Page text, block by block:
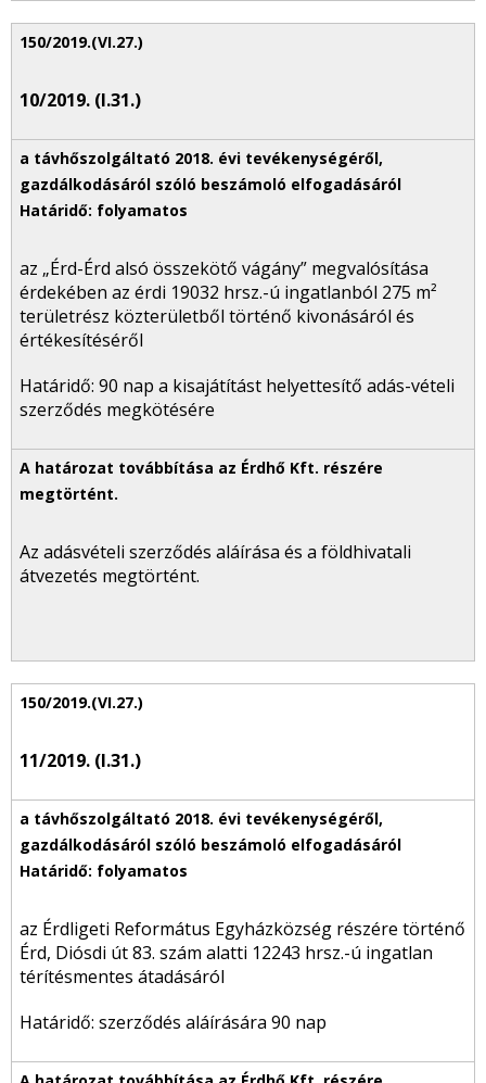
10/2019. (I.31.)
az „Érd-Érd alsó összekötő vágány” megvalósítása
érdekében az érdi 19032 hrsz.-ú ingatlanból 275 m²
területrész közterületből történő kivonásáról és
értékesítéséről
Határidő: 90 nap a kisajátítást helyettesítő adás-vételi
szerződés megkötésére
Az adásvételi szerződés aláírása és a földhivatali
átvezetés megtörtént.
11/2019. (I.31.)
az Érdligeti Református Egyházközség részére történő
Érd, Diósdi út 83. szám alatti 12243 hrsz.-ú ingatlan
térítésmentes átadásáról
Határidő: szerződés aláírására 90 nap